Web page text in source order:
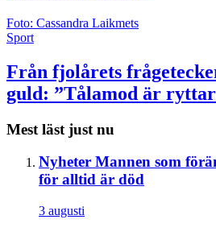
Foto: Cassandra Laikmets
Sport
Från fjolårets
guld: ”Tålamod är
Mest läst just nu
Nyheter Mannen som
för alltid är död
3 augusti